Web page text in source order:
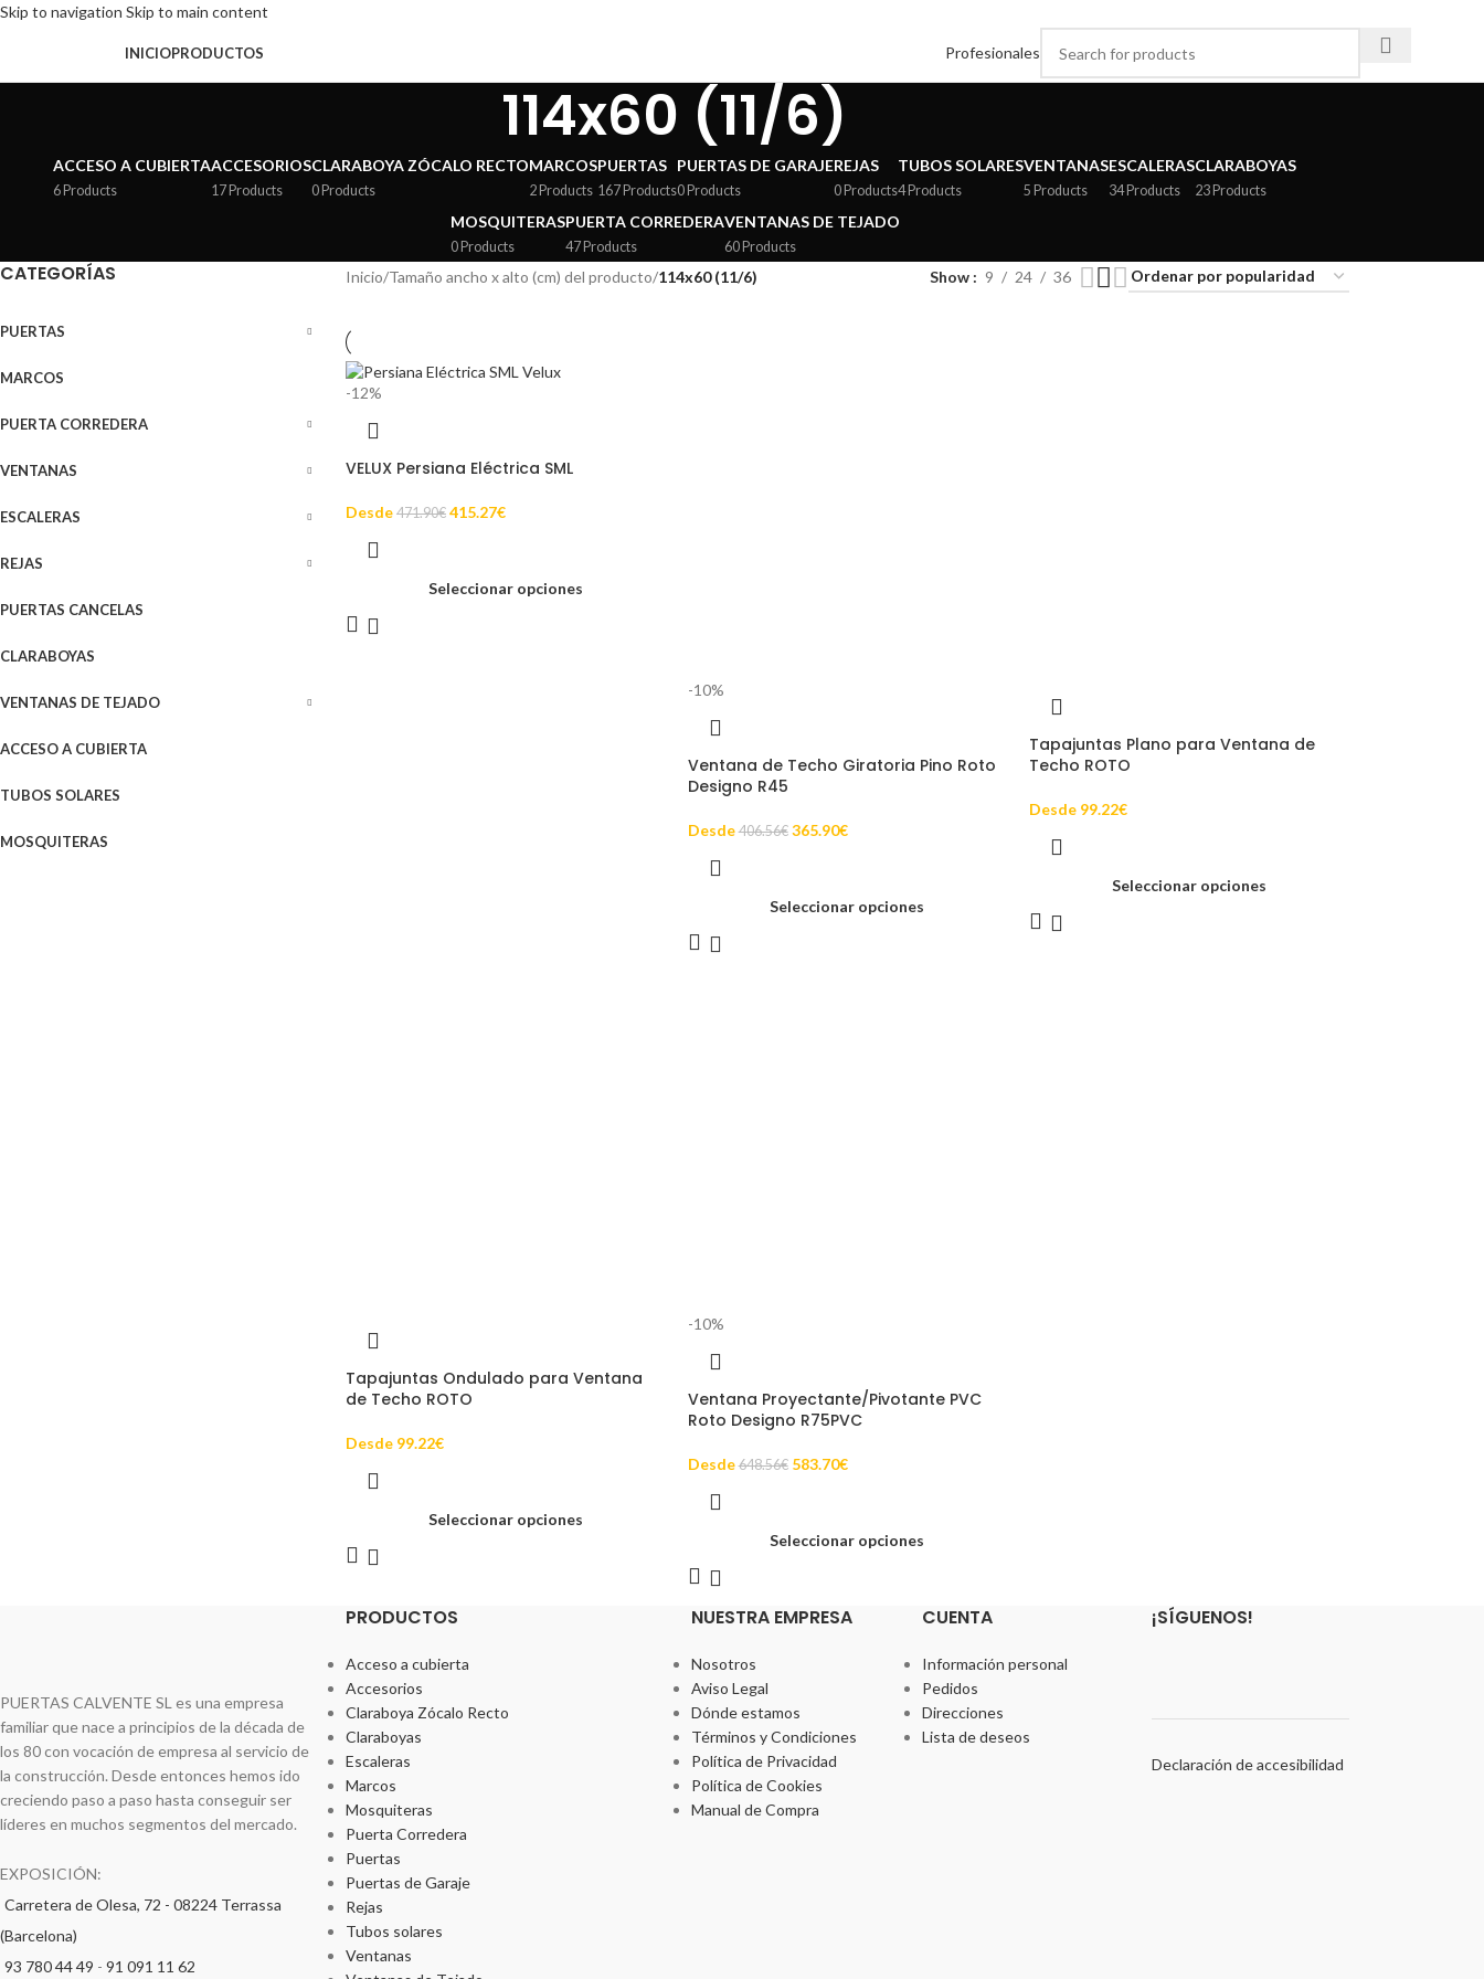
Skip to navigation Skip to main content
INICIOPRODUCTOS Profesionales
114x60 (11/6)
ACCESO A CUBIERTA
6 Products
ACCESORIOS
17 Products
CLARABOYA ZÓCALO RECTO
0 Products
MARCOS
2 Products
PUERTAS
167 Products
PUERTAS DE GARAJE
0 Products
REJAS
0 Products
TUBOS SOLARES
4 Products
VENTANAS
5 Products
ESCALERAS
34 Products
CLARABOYAS
23 Products
MOSQUITERAS
0 Products
PUERTA CORREDERA
47 Products
VENTANAS DE TEJADO
60 Products
CATEGORÍAS
PUERTAS
MARCOS
PUERTA CORREDERA
VENTANAS
ESCALERAS
REJAS
PUERTAS CANCELAS
CLARABOYAS
VENTANAS DE TEJADO
ACCESO A CUBIERTA
TUBOS SOLARES
MOSQUITERAS
Inicio/Tamaño ancho x alto (cm) del producto/114x60 (11/6) Show 9 24 36
-12%
VELUX Persiana Eléctrica SML
Desde 471.90€ 415.27€
Seleccionar opciones
-10%
Ventana de Techo Giratoria Pino Roto
Designo R45
Desde 406.56€ 365.90€
Seleccionar opciones
Tapajuntas Plano para Ventana de
Techo ROTO
Desde 99.22€
Seleccionar opciones
Tapajuntas Ondulado para Ventana
de Techo ROTO
Desde 99.22€
Seleccionar opciones
-10%
Ventana Proyectante/Pivotante PVC
Roto Designo R75PVC
Desde 648.56€ 583.70€
Seleccionar opciones
PUERTAS CALVENTE SL es una empresa
familiar que nace a principios de la década de
los 80 con vocación de empresa al servicio de
la construcción. Desde entonces hemos ido
creciendo paso a paso hasta conseguir ser
líderes en muchos segmentos del mercado.
EXPOSICIÓN:
Carretera de Olesa, 72 - 08224 Terrassa
(Barcelona)
93 780 44 49 - 91 091 11 62
PRODUCTOS
Acceso a cubierta
Accesorios
Claraboya Zócalo Recto
Claraboyas
Escaleras
Marcos
Mosquiteras
Puerta Corredera
Puertas
Puertas de Garaje
Rejas
Tubos solares
Ventanas
NUESTRA EMPRESA
Nosotros
Aviso Legal
Dónde estamos
Términos y Condiciones
Política de Privacidad
Política de Cookies
Manual de Compra
CUENTA
Información personal
Pedidos
Direcciones
Lista de deseos
¡SÍGUENOS!
Declaración de accesibilidad